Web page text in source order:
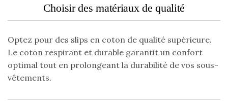
Choisir des matériaux de qualité
Optez pour des slips en coton de qualité supérieure.
Le coton respirant et durable garantit un confort
optimal tout en prolongeant la durabilité de vos sous-
vêtements.